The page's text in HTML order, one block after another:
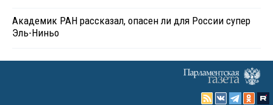
Академик РАН рассказал, опасен ли для России супер
Эль-Ниньо